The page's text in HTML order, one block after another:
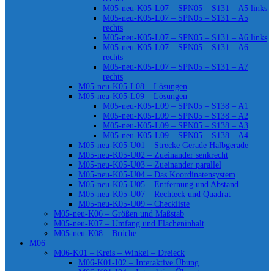
M05-neu-K05-L07 – SPN05 – S131 – A5 links
M05-neu-K05-L07 – SPN05 – S131 – A5
rechts
M05-neu-K05-L07 – SPN05 – S131 – A6 links
M05-neu-K05-L07 – SPN05 – S131 – A6
rechts
M05-neu-K05-L07 – SPN05 – S131 – A7
rechts
M05-neu-K05-L08 – Lösungen
M05-neu-K05-L09 – Lösungen
M05-neu-K05-L09 – SPN05 – S138 – A1
M05-neu-K05-L09 – SPN05 – S138 – A2
M05-neu-K05-L09 – SPN05 – S138 – A3
M05-neu-K05-L09 – SPN05 – S138 – A4
M05-neu-K05-U01 – Strecke Gerade Halbgerade
M05-neu-K05-U02 – Zueinander senkrecht
M05-neu-K05-U03 – Zueinander parallel
M05-neu-K05-U04 – Das Koordinatensystem
M05-neu-K05-U05 – Entfernung und Abstand
M05-neu-K05-U07 – Rechteck und Quadrat
M05-neu-K05-U09 – Checkliste
M05-neu-K06 – Größen und Maßstab
M05-neu-K07 – Umfang und Flächeninhalt
M05-neu-K08 – Brüche
M06
M06-K01 – Kreis – Winkel – Dreieck
M06-K01-I02 – Interaktive Übung